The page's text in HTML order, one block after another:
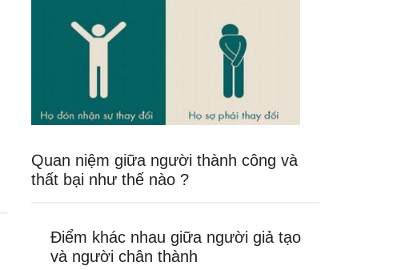
Quan niệm giữa người thành công và
thất bại như thế nào ?
Điểm khác nhau giữa người giả tạo
và người chân thành